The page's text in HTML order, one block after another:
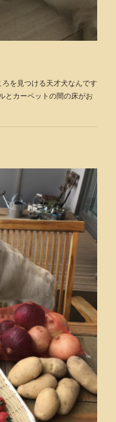
を見つける天才犬なんです
とカーペットの間の床がお